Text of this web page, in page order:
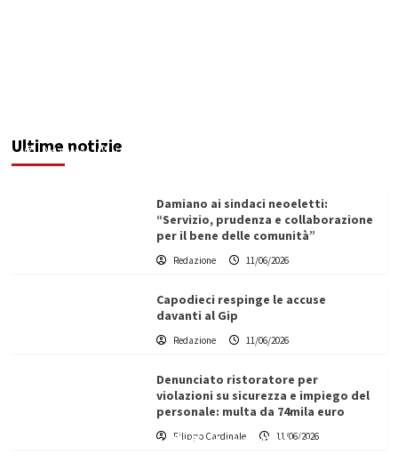
Ultime notizie
Redazione 11/06/2026
Damiano ai sindaci neoeletti:
“Servizio, prudenza e collaborazione
per il bene delle comunità”
Redazione 11/06/2026
Capodieci respinge le accuse
davanti al Gip
Redazione 11/06/2026
Denunciato ristoratore per
violazioni su sicurezza e impiego del
personale: multa da 74mila euro
Filippo Cardinale 11/06/2026
Vino in Italia: il giro d’affari contribuisce